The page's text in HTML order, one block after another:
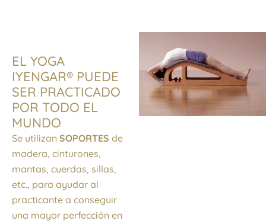
EL YOGA
IYENGAR® PUEDE
SER PRACTICADO
POR TODO EL
MUNDO
Se utilizan SOPORTES de
madera, cinturones,
mantas, cuerdas, sillas,
etc., para ayudar al
practicante a conseguir
una mayor perfección en